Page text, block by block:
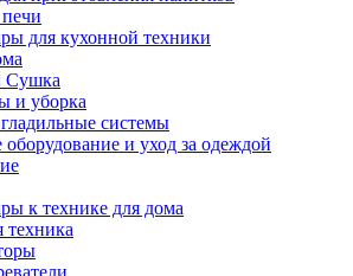
для кухонной техники
Сушка
и уборка
системы
и уход за одеждой
к технике для дома
техника